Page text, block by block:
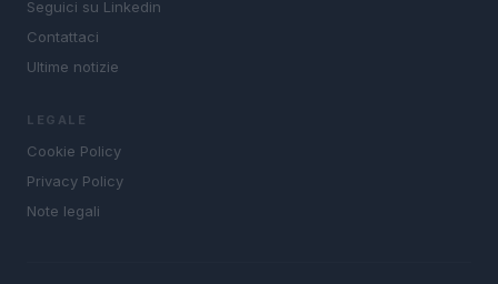
Seguici su Linkedin
Contattaci
Ultime notizie
LEGALE
Cookie Policy
Privacy Policy
Note legali